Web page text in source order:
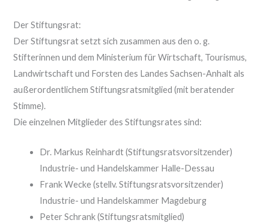
Der Stiftungsrat:
Der Stiftungsrat setzt sich zusammen aus den o. g.
Stifterinnen und dem Ministerium für Wirtschaft, Tourismus,
Landwirtschaft und Forsten des Landes Sachsen-Anhalt als
außerordentlichem Stiftungsratsmitglied (mit beratender
Stimme).
Die einzelnen Mitglieder des Stiftungsrates sind:
Dr. Markus Reinhardt (Stiftungsratsvorsitzender)
Industrie- und Handelskammer Halle-Dessau
Frank Wecke (stellv. Stiftungsratsvorsitzender)
Industrie- und Handelskammer Magdeburg
Peter Schrank (Stiftungsratsmitglied)